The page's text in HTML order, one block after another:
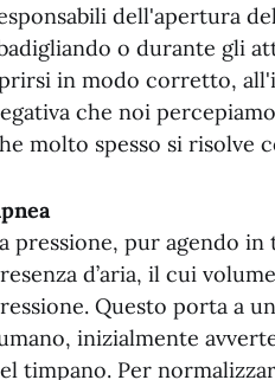
dell'apertura
o durante gli
in modo corretto,
che noi
molto spesso si risolve
pressione, pur agendo
d’aria, il cui
Questo porta a
inizialmente
timpano. Per